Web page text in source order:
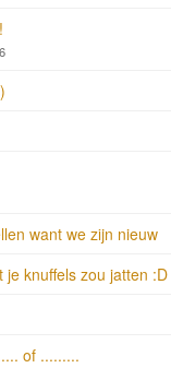
6
want we zijn nieuw
je knuffels zou jatten :D
of .........